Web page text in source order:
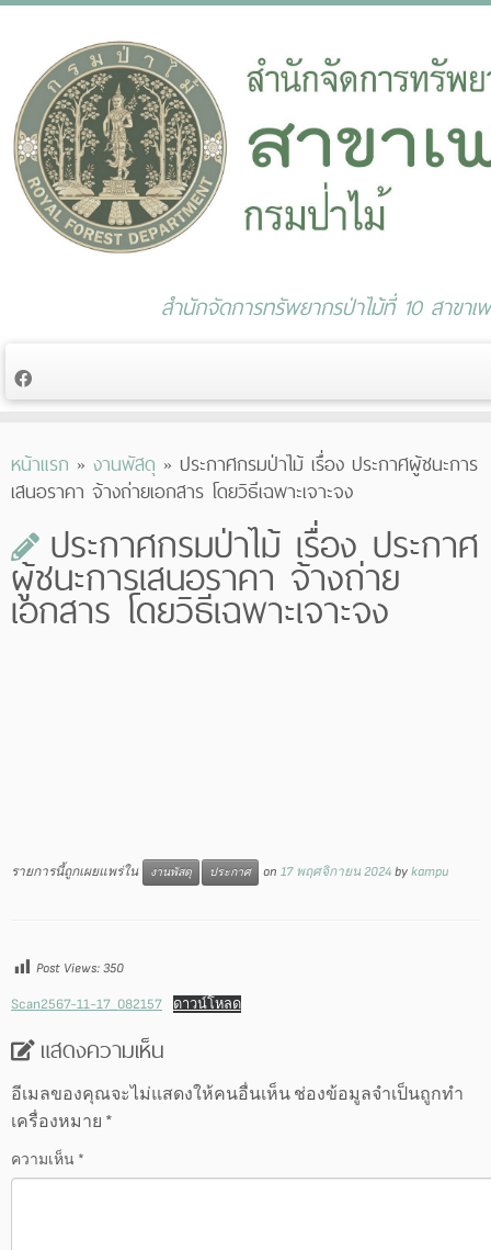
to
content
สำนักจัดการทรัพยากรป่าไม้ที่ 10 สาขาเ
หน้าแรก » งานพัสดุ » ประกาศกรมป่าไม้ เรื่อง ประกาศผู้ชนะการ
เสนอราคา จ้างถ่ายเอกสาร โดยวิธีเฉพาะเจาะจง
ประกาศกรมป่าไม้ เรื่อง ประกาศ
ผู้ชนะการเสนอราคา จ้างถ่าย
เอกสาร โดยวิธีเฉพาะเจาะจง
รายการนี้ถูกเผยแพร่ใน งานพัสดุ ประกาศ on 17 พฤศจิกายน 2024 by kampu
Post Views: 350
Scan2567-11-17_082157 ดาวน์โหลด
แสดงความเห็น
อีเมลของคุณจะไม่แสดงให้คนอื่นเห็น ช่องข้อมูลจำเป็นถูกทำ
เครื่องหมาย *
ความเห็น *